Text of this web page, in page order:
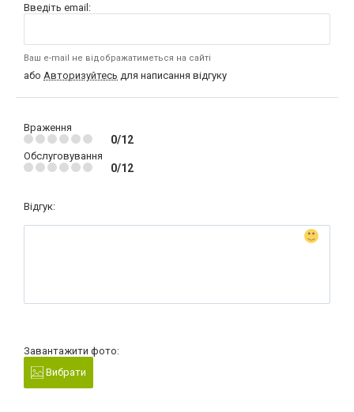
Введіть email:
Ваш e-mail не відображатиметься на сайті
або Авторизуйтесь для написання відгуку
Враження
0/12
Обслуговування
0/12
Відгук:
Завантажити фото:
Вибрати